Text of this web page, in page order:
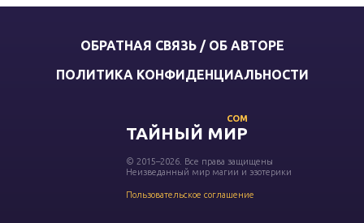
ОБРАТНАЯ СВЯЗЬ / ОБ АВТОРЕ
ПОЛИТИКА КОНФИДЕНЦИАЛЬНОСТИ
ТАЙНЫЙ МИР
COM
© 2015–2026. Все права защищены
Неизведанный мир магии и эзотерики
Пользовательское соглашение